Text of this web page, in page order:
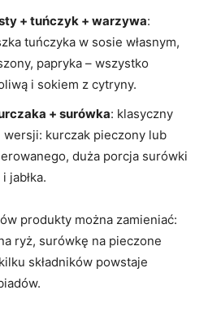
+ tuńczyk + warzywa:
tuńczyka w sosie własnym,
papryka – wszystko
i sokiem z cytryny.
+ surówka: klasyczny
wersji: kurczak pieczony lub
duża porcja surówki
jabłka.
produkty można zamieniać:
ryż, surówkę na pieczone
składników powstaje